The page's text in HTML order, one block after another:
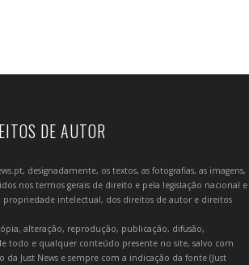
DE AUTOR
designadamente, os textos, as fotografias, as imagens,
nos termos gerais de direito e pela legislação nacional e
intelectual, dos direitos de autor e direitos
alteração, reprodução, publicação, difusão,
todo e qualquer conteúdo presente no site, salvo com
Just News e sempre com a indicação da fonte (Just